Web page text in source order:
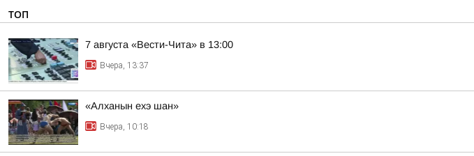
ТОП
7 августа «Вести-Чита» в 13:00
Вчера, 13:37
«Алханын ехэ шан»
Вчера, 10:18